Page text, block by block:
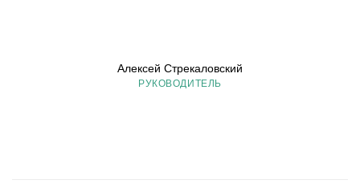
Алексей Стрекаловский
РУКОВОДИТЕЛЬ